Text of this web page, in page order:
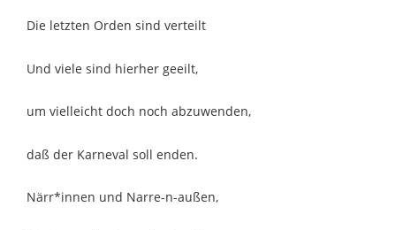
Die letzten Orden sind verteilt
Und viele sind hierher geeilt,
um vielleicht doch noch abzuwenden,
daß der Karneval soll enden.
Närr*innen und Narre-n-außen,